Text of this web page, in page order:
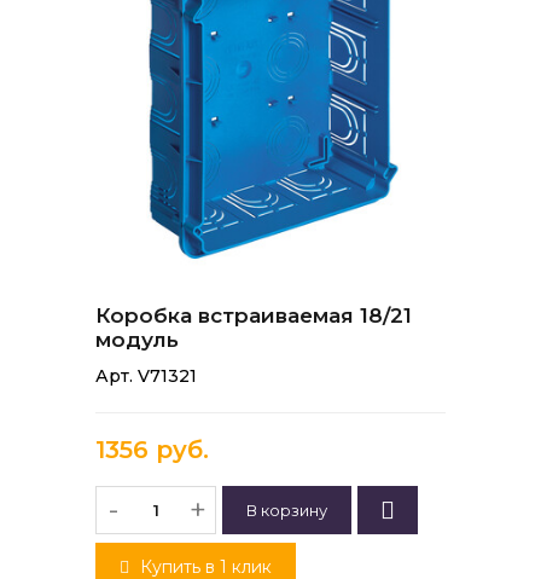
Коробка встраиваемая 18/21
модуль
Арт. V71321
1356 руб.
- +
Купить в 1 клик